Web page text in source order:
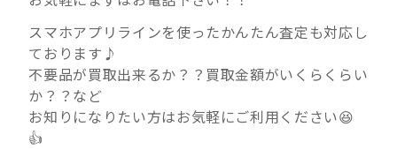
スマホアプリラインを使ったかんたん査定も対応し
ております♪
不要品が買取出来るか？？買取金額がいくらくらい
か？？など
お知りになりたい方はお気軽にご利用ください😆
👍